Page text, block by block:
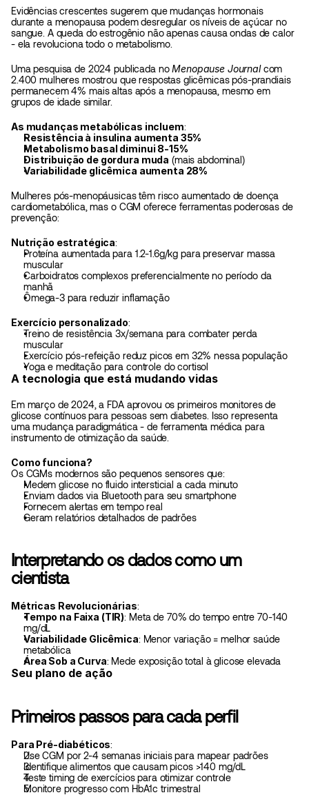
Evidências crescentes sugerem que mudanças hormonais
durante a menopausa podem desregular os níveis de açúcar no
sangue. A queda do estrogênio não apenas causa ondas de calor
- ela revoluciona todo o metabolismo.
Uma pesquisa de 2024 publicada no Menopause Journal com
2.400 mulheres mostrou que respostas glicêmicas pós-prandiais
permanecem 4% mais altas após a menopausa, mesmo em
grupos de idade similar.
As mudanças metabólicas incluem:
Resistência à insulina aumenta 35%
Metabolismo basal diminui 8-15%
Distribuição de gordura muda (mais abdominal)
Variabilidade glicêmica aumenta 28%
Mulheres pós-menopáusicas têm risco aumentado de doença
cardiometabólica, mas o CGM oferece ferramentas poderosas de
prevenção:
Nutrição estratégica:
Proteína aumentada para 1.2-1.6g/kg para preservar massa
muscular
Carboidratos complexos preferencialmente no período da
manhã
Ômega-3 para reduzir inflamação
Exercício personalizado:
Treino de resistência 3x/semana para combater perda
muscular
Exercício pós-refeição reduz picos em 32% nessa população
Yoga e meditação para controle do cortisol
A tecnologia que está mudando vidas
Em março de 2024, a FDA aprovou os primeiros monitores de
glicose contínuos para pessoas sem diabetes. Isso representa
uma mudança paradigmática - de ferramenta médica para
instrumento de otimização da saúde.
Como funciona?
Os CGMs modernos são pequenos sensores que:
Medem glicose no fluido intersticial a cada minuto
Enviam dados via Bluetooth para seu smartphone
Fornecem alertas em tempo real
Geram relatórios detalhados de padrões
Interpretando os dados como um
cientista
Métricas Revolucionárias:
Tempo na Faixa (TIR): Meta de 70% do tempo entre 70-140
mg/dL
Variabilidade Glicêmica: Menor variação = melhor saúde
metabólica
Área Sob a Curva: Mede exposição total à glicose elevada
Seu plano de ação
Primeiros passos para cada perfil
Para Pré-diabéticos:
Use CGM por 2-4 semanas iniciais para mapear padrões
Identifique alimentos que causam picos >140 mg/dL
Teste timing de exercícios para otimizar controle
Monitore progresso com HbA1c trimestral